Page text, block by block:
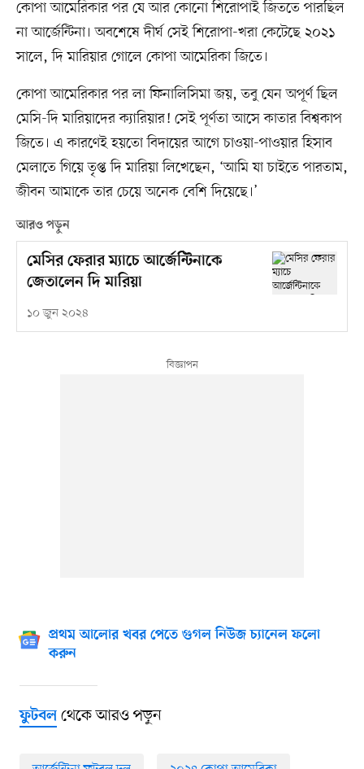
কোপা আমেরিকার পর যে আর কোনো শিরোপাই জিততে পারছিল
না আর্জেন্টিনা। অবশেষে দীর্ঘ সেই শিরোপা-খরা কেটেছে ২০২১
সালে, দি মারিয়ার গোলে কোপা আমেরিকা জিতে।
কোপা আমেরিকার পর লা ফিনালিসিমা জয়, তবু যেন অপূর্ণ ছিল
মেসি-দি মারিয়াদের ক্যারিয়ার! সেই পূর্ণতা আসে কাতার বিশ্বকাপ
জিতে। এ কারণেই হয়তো বিদায়ের আগে চাওয়া-পাওয়ার হিসাব
মেলাতে গিয়ে তৃপ্ত দি মারিয়া লিখেছেন, ‘আমি যা চাইতে পারতাম,
জীবন আমাকে তার চেয়ে অনেক বেশি দিয়েছে।’
আরও পড়ুন
মেসির ফেরার ম্যাচে আর্জেন্টিনাকে
জেতালেন দি মারিয়া
১০ জুন ২০২৪
প্রথম আলোর খবর পেতে গুগল নিউজ চ্যানেল ফলো
করুন
ফুটবলথেকে আরও পড়ুন